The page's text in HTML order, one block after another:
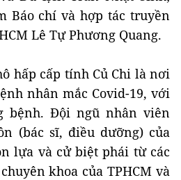
Báo chí và hợp tác truyền
Lê Tự Phương Quang.
hấp cấp tính Củ Chi là nơi
nhân mắc Covid-19, với
bệnh. Đội ngũ nhân viên
(bác sĩ, điều dưỡng) của
lựa và cử biệt phái từ các
khoa của TPHCM và